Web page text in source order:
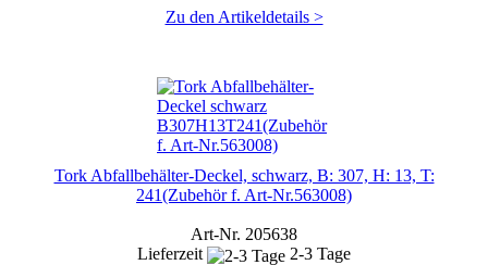
Zu den Artikeldetails >
Tork Abfallbehälter-Deckel, schwarz, B: 307, H: 13, T:
241(Zubehör f. Art-Nr.563008)
Art-Nr. 205638
Lieferzeit
2-3 Tage